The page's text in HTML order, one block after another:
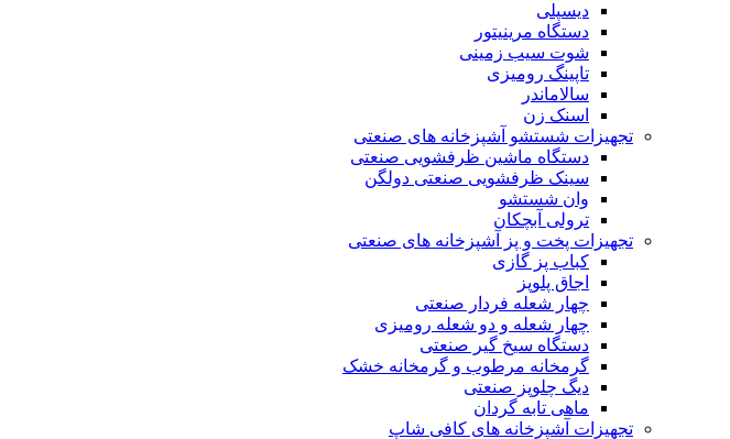
دیسپلی
دستگاه مرینیتور
شوت سیب زمینی
تاپینگ رومیزی
سالاماندر
اسنک زن
تجهیزات شستشو آشپزخانه های صنعتی
دستگاه ماشین ظرفشویی صنعتی
سینک ظرفشویی صنعتی دولگن
وان شستشو
ترولی آبچکان
تجهیزات پخت و پز آشپزخانه های صنعتی
کباب پز گازی
اجاق پلوپز
چهار شعله فردار صنعتی
چهار شعله و دو شعله رومیزی
دستگاه سیخ گیر صنعتی
گرمخانه مرطوب و گرمخانه خشک
دیگ چلوپز صنعتی
ماهی تابه گردان
تجهیزات آشپزخانه های کافی شاپ